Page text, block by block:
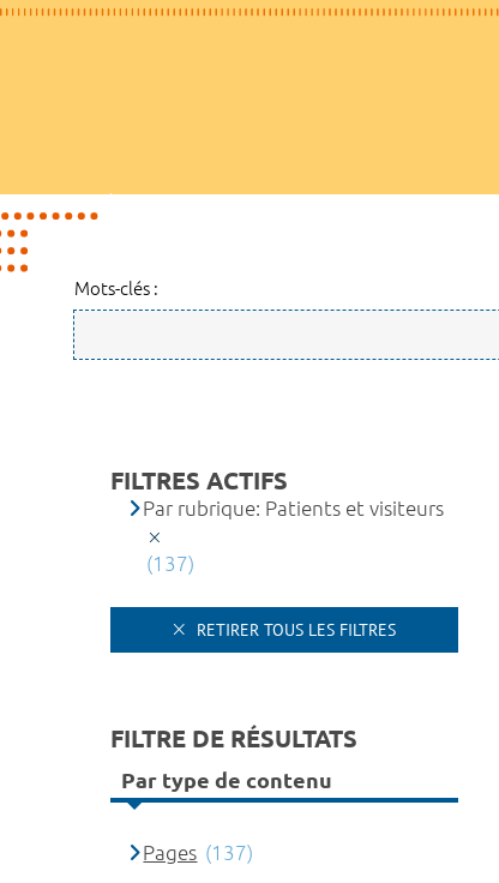
Mots-clés :
FILTRES ACTIFS
Par rubrique: Patients et visiteurs
(137)
RETIRER TOUS LES FILTRES
FILTRE DE RÉSULTATS
Par type de contenu
Pages (137)